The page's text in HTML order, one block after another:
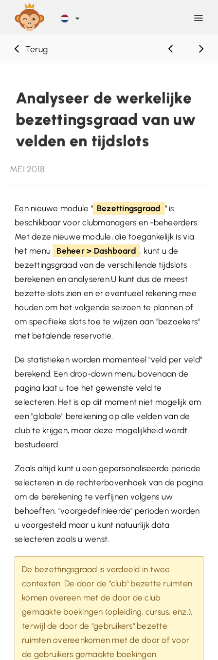
Ontdekken
Blog
Help
Contact
Inschrijving
INLOGGEN
Terug
Analyseer de werkelijke
bezettingsgraad van uw
velden en tijdslots
MEI 2018
Een nieuwe module " Bezettingsgraad " is
beschikbaar voor clubmanagers en -beheerders.
Met deze nieuwe module, die toegankelijk is via
het menu
Beheer > Dashboard , kunt u de
bezettingsgraad van de verschillende tijdslots
berekenen en analyseren.U kunt dus de meest
bezette slots zien en er eventueel rekening mee
houden om het volgende seizoen te plannen of
om specifieke slots toe te wijzen aan "bezoekers"
met betalende reservatie.
De statistieken worden momenteel "veld per veld"
berekend. Een drop-down menu bovenaan de
pagina laat u toe het gewenste veld te
selecteren. Het is op dit moment niet mogelijk om
een "globale" berekening op alle velden van de
club te krijgen, maar deze mogelijkheid wordt
bestudeerd.
Zoals altijd kunt u een gepersonaliseerde periode
selecteren in de rechterbovenhoek van de pagina
om de berekening te verfijnen volgens uw
behoeften, "voorgedefinieerde" perioden worden
u voorgesteld maar u kunt natuurlijk data
selecteren zoals u wenst.
De bezettingsgraad is verdeeld in twee
contexten. De door de "club" bezette ruimten
komen overeen met de door de club
gemaakte boekingen (opleiding, cursus, enz.),
terwijl de door de "gebruikers" bezette
ruimten overeenkomen met de door of voor
de gebruikers gemaakte boekingen.